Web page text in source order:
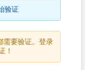
验证
需要验证。登录
！